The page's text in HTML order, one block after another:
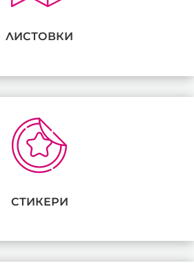
ЛИСТОВКИ
СТИКЕРИ